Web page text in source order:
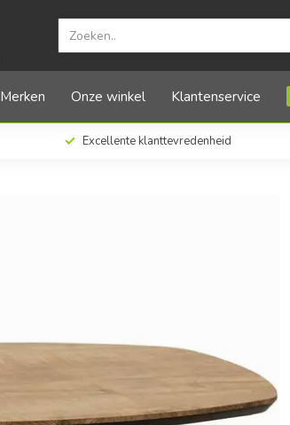
Merken Onze winkel Klantenservice
Excellente klanttevredenheid